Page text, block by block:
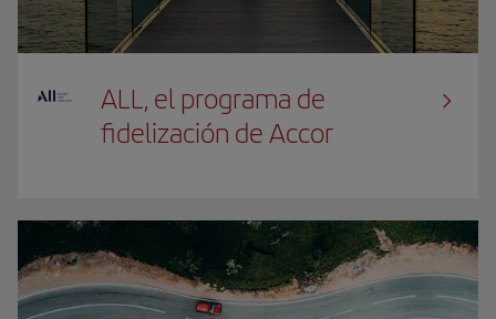
ALL, el programa de
fidelización de Accor